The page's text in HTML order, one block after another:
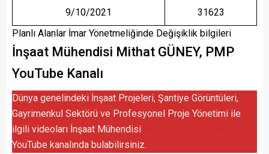
9/10/2021
31623
Planlı Alanlar İmar Yönetmeliğinde Değişiklik bilgileri
İnşaat Mühendisi Mithat GÜNEY, PMP
YouTube Kanalı
Dünya genelindeki İnşaat Projeleri, Şantiye Görüntüleri,
Gayrimenkul Sektörü ve Profesyonel Proje Yönetimi ile
ilgili videoları İnşaat Mühendisi
YouTube kanalında bulabilirsiniz.